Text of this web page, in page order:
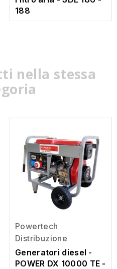
188
nella stessa
Powertech
Distribuzione
Generatori diesel -
POWER DX 10000 TE -